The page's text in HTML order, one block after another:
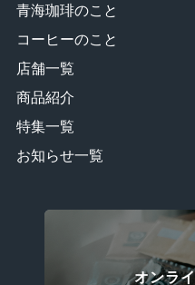
青海珈琲のこと
コーヒーのこと
店舗一覧
商品紹介
特集一覧
お知らせ一覧
オンラ